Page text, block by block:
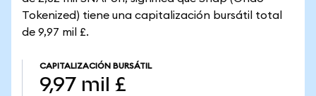
Tokenized) tiene una capitalización bursátil total
de 9,97 mil £.
CAPITALIZACIÓN BURSÁTIL
9,97 mil £